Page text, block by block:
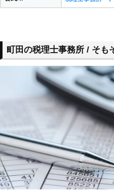
町田の税理士事務所 / そも